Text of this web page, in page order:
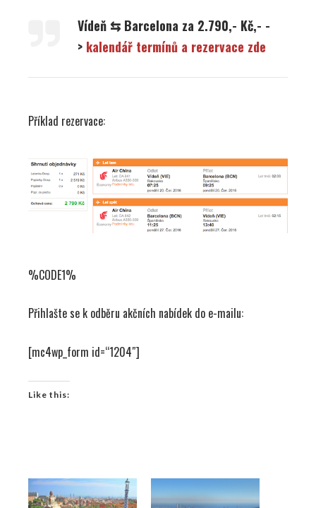
Vídeň ⇆ Barcelona za 2.790,- Kč,- -
> kalendář termínů a rezervace zde
Příklad rezervace:
%CODE1%
Přihlašte se k odběru akčních nabídek do e-mailu:
[mc4wp_form id=“1204″]
Like this: